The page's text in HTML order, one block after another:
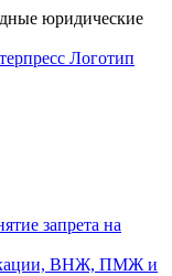
юридические
запрета на
ВНЖ, ПМЖ и